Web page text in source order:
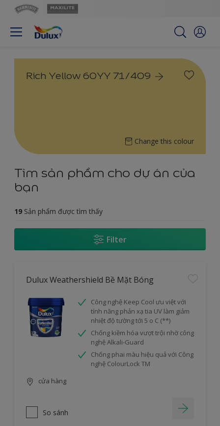
Rich Yellow 60YY 71/409
Change this colour
Tìm sản phẩm cho dự án của
bạn
19 Sản phẩm được tìm thấy
Filter
Dulux Weathershield Bề Mặt Bóng
Công nghệ Keep Cool ưu việt với
tính năng phản xạ tia UV làm giảm
nhiệt độ tường tới 5 o C (**)
Chống kiềm hóa vượt trội nhờ công
nghệ Alkali-Guard
Chống phai màu hiệu quả với Công
nghệ ColourLock TM
cửa hàng
So sánh